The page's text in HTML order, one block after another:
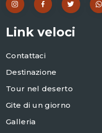
Link veloci
Contattaci
Destinazione
Tour nel deserto
Gite di un giorno
Galleria